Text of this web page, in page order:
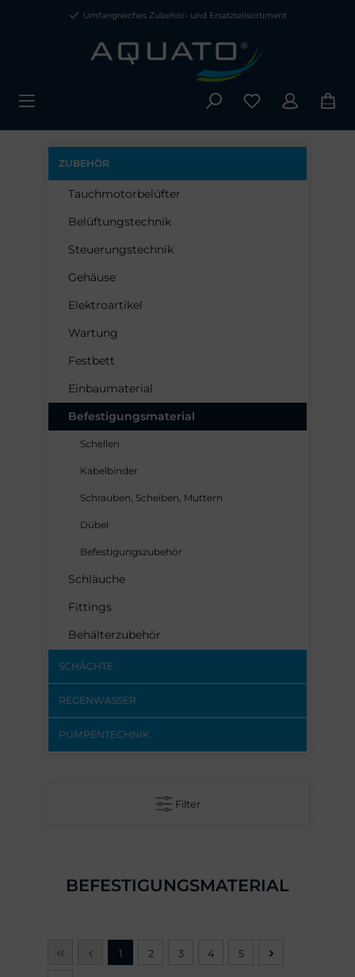
Umfangreiches Zubehör- und Ersatzteilsortiment
ZUBEHÖR
Tauchmotorbelüfter
Belüftungstechnik
Steuerungstechnik
Gehäuse
Elektroartikel
Wartung
Festbett
Einbaumaterial
Befestigungsmaterial
Schellen
Kabelbinder
Schrauben, Scheiben, Muttern
Dübel
Befestigungszubehör
Schläuche
Fittings
Behälterzubehör
SCHÄCHTE
REGENWASSER
PUMPENTECHNIK
Filter
BEFESTIGUNGSMATERIAL
1 2 3 4 5